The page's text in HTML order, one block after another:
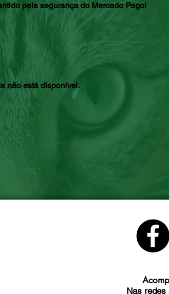
pela segurança do Mercado Pago!
não está disponível.
Nas redes